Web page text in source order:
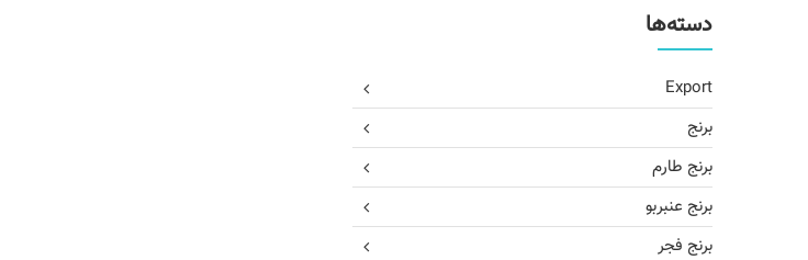
دسته‌ها
Export
برنج
برنج طارم
برنج عنبربو
برنج فجر